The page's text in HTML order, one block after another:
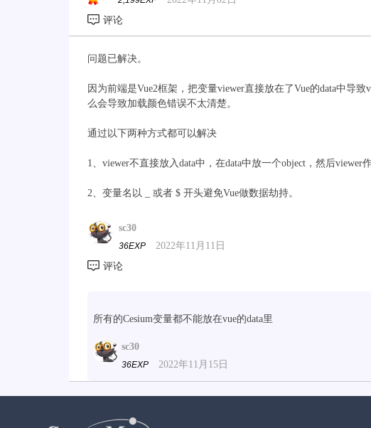
问题已解决。
因为前端是Vue2框架，把变量viewer直接放在了Vue的data中导
么会导致加载颜色错误不太清楚。
通过以下两种方式都可以解决
1、viewer不直接放入data中，在data中放一个object，然后viewer
2、变量名以 _ 或者 $ 开头避免Vue做数据劫持。
sc30
36EXP 2022年11月11日
所有的Cesium变量都不能放在vue的data里
sc30
36EXP 2022年11月15日